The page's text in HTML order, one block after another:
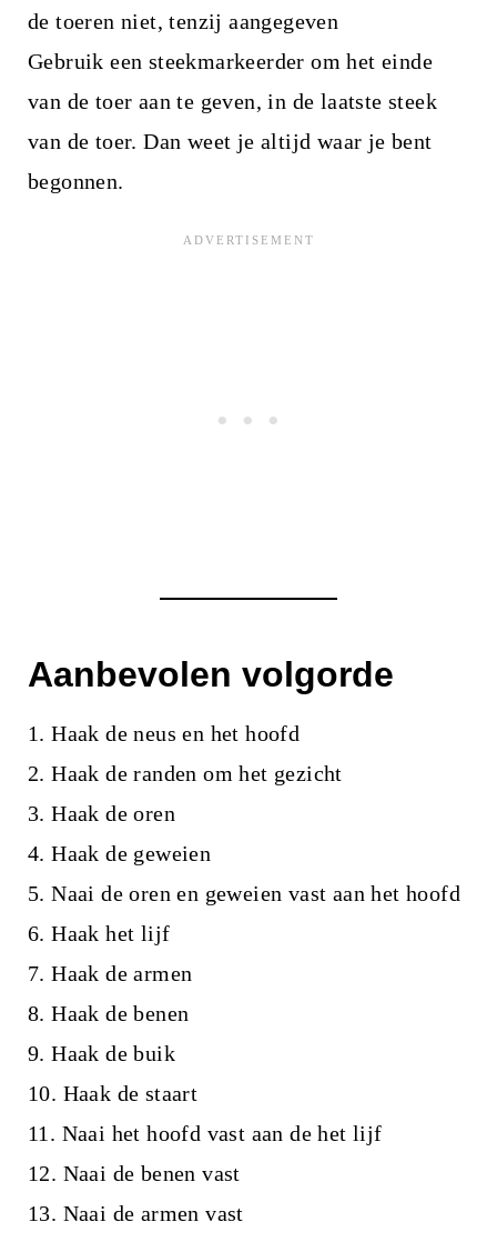
de toeren niet, tenzij aangegeven
Gebruik een steekmarkeerder om het einde
van de toer aan te geven, in de laatste steek
van de toer. Dan weet je altijd waar je bent
begonnen.
Aanbevolen volgorde
1. Haak de neus en het hoofd
2. Haak de randen om het gezicht
3. Haak de oren
4. Haak de geweien
5. Naai de oren en geweien vast aan het hoofd
6. Haak het lijf
7. Haak de armen
8. Haak de benen
9. Haak de buik
10. Haak de staart
11. Naai het hoofd vast aan de het lijf
12. Naai de benen vast
13. Naai de armen vast